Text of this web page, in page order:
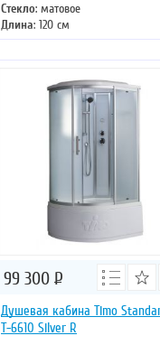
Стекло: матовое
Длина: 120 см
Ширина: 85 см
Высота: 220 см
: раздвижные
Душевая кабина Timo
Т-6610 Silver R
99 300 Р